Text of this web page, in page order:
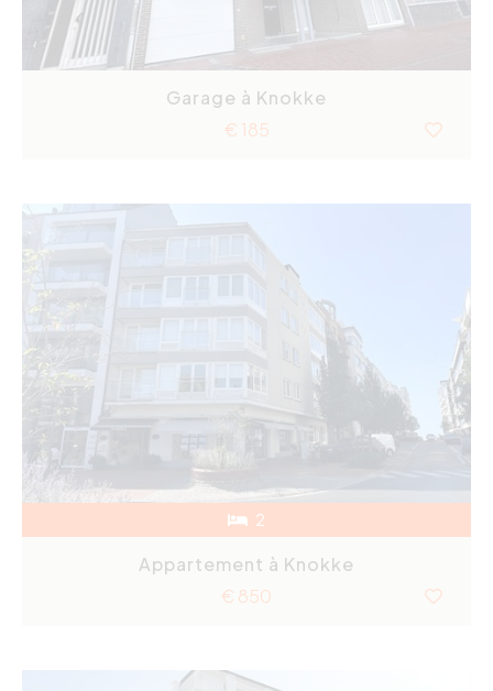
Garage à Knokke
€ 185
2
Appartement à Knokke
€ 850